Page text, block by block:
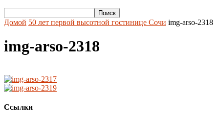
Домой 50 лет первой высотной гостинице Сочи img-arso-2318
img-arso-2318
Ссылки